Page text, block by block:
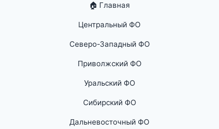
🏠 Главная
Центральный ФО
Северо-Западный ФО
Приволжский ФО
Уральский ФО
Сибирский ФО
Дальневосточный ФО